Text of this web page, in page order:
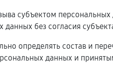
субъектом
данных без согласия
определять состав и
данных и